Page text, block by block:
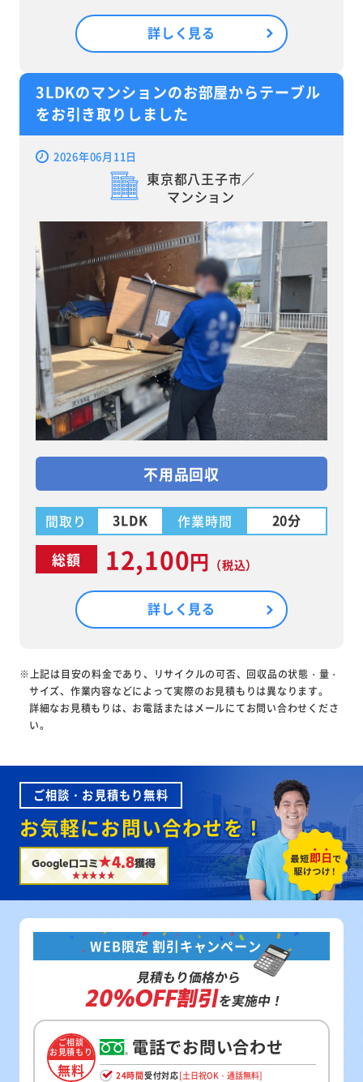
詳しく見る
3LDKのマンションのお部屋からテーブル
をお引き取りしました
2026年06月11日
東京都八王子市／
マンション
不用品回収
間取り 3LDK 作業時間 20分
総額 12,100円 （税込）
詳しく見る
※上記は目安の料金であり、リサイクルの可否、回収品の状態・量・
サイズ、作業内容などによって実際のお見積もりは異なります。
詳細なお見積もりは、お電話またはメールにてお問い合わせくださ
い。
ご相談・お見積もり無料
お気軽にお問い合わせを！
Google口コミ★4.8獲得
WEB限定 割引キャンペーン
見積もり価格から
20%OFF割引を実施中！
ご相談
お見積もり
無料
電話でお問い合わせ
24時間受付対応[土日祝OK・通話無料]